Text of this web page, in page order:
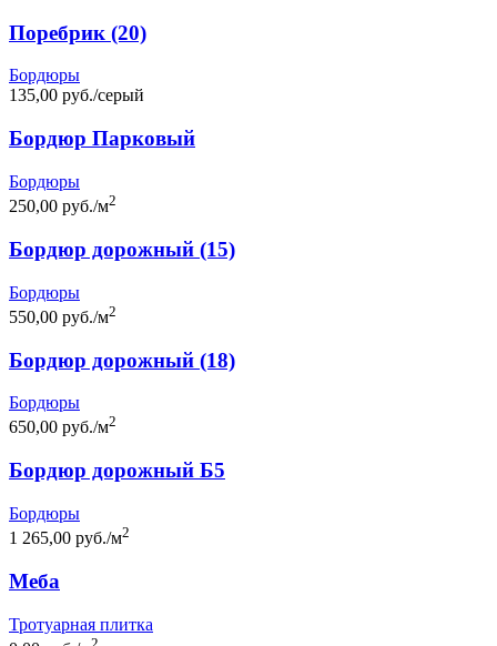
Поребрик (20)
Бордюры
135,00 руб./серый
Бордюр Парковый
Бордюры
250,00 руб./м2
Бордюр дорожный (15)
Бордюры
550,00 руб./м2
Бордюр дорожный (18)
Бордюры
650,00 руб./м2
Бордюр дорожный Б5
Бордюры
1 265,00 руб./м2
Меба
Тротуарная плитка